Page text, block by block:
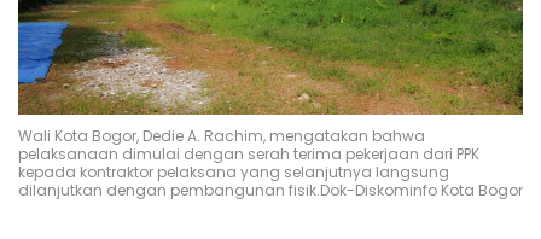
Wali Kota Bogor, Dedie A. Rachim, mengatakan bahwa
pelaksanaan dimulai dengan serah terima pekerjaan dari PPK
kepada kontraktor pelaksana yang selanjutnya langsung
dilanjutkan dengan pembangunan fisik.Dok-Diskominfo Kota Bogor